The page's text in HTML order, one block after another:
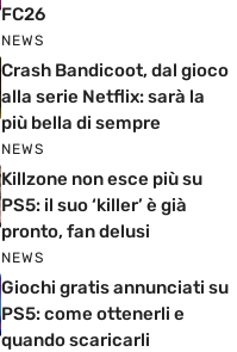
FC26
NEWS
Crash Bandicoot, dal gioco
alla serie Netflix: sarà la
più bella di sempre
NEWS
Killzone non esce più su
PS5: il suo ‘killer’ è già
pronto, fan delusi
NEWS
Giochi gratis annunciati su
PS5: come ottenerli e
quando scaricarli